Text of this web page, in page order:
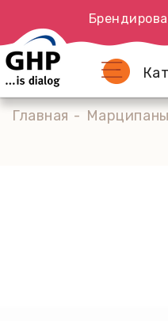
Главная Марципаны